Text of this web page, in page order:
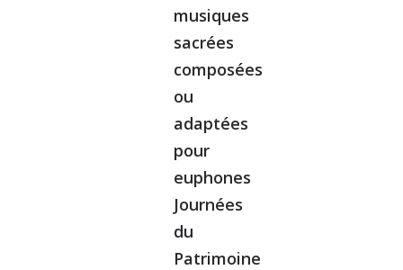
musiques
sacrées
composées
ou
adaptées
pour
euphones
Journées
du
Patrimoine